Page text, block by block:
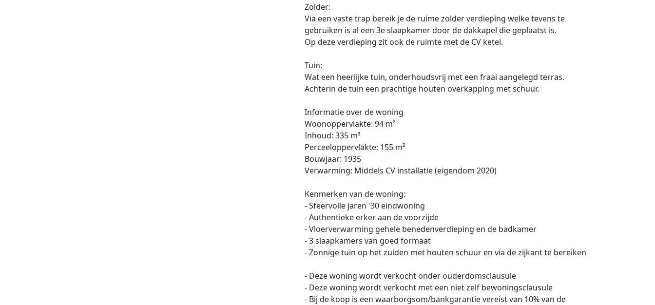
Zolder:
Via een vaste trap bereik je de ruime zolder verdieping welke tevens te
gebruiken is al een 3e slaapkamer door de dakkapel die geplaatst is.
Op deze verdieping zit ook de ruimte met de CV ketel.
Tuin:
Wat een heerlijke tuin, onderhoudsvrij met een fraai aangelegd terras.
Achterin de tuin een prachtige houten overkapping met schuur.
Informatie over de woning
Woonoppervlakte: 94 m²
Inhoud: 335 m³
Perceeloppervlakte: 155 m²
Bouwjaar: 1935
Verwarming: Middels CV installatie (eigendom 2020)
Kenmerken van de woning:
- Sfeervolle jaren '30 eindwoning
- Authentieke erker aan de voorzijde
- Vloerverwarming gehele benedenverdieping en de badkamer
- 3 slaapkamers van goed formaat
- Zonnige tuin op het zuiden met houten schuur en via de zijkant te bereiken
- Deze woning wordt verkocht onder ouderdomsclausule
- Deze woning wordt verkocht met een niet zelf bewoningsclausule
- Bij de koop is een waarborgsom/bankgarantie vereist van 10% van de